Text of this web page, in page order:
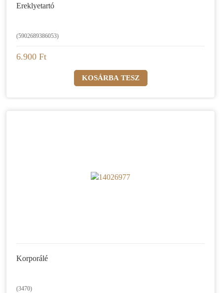
Ereklyetartó
(5902689386053)
6.900 Ft
Korporálé
(3470)